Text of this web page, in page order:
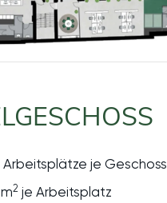
Arbeitsplätze je Geschoss
2 je Arbeitsplatz